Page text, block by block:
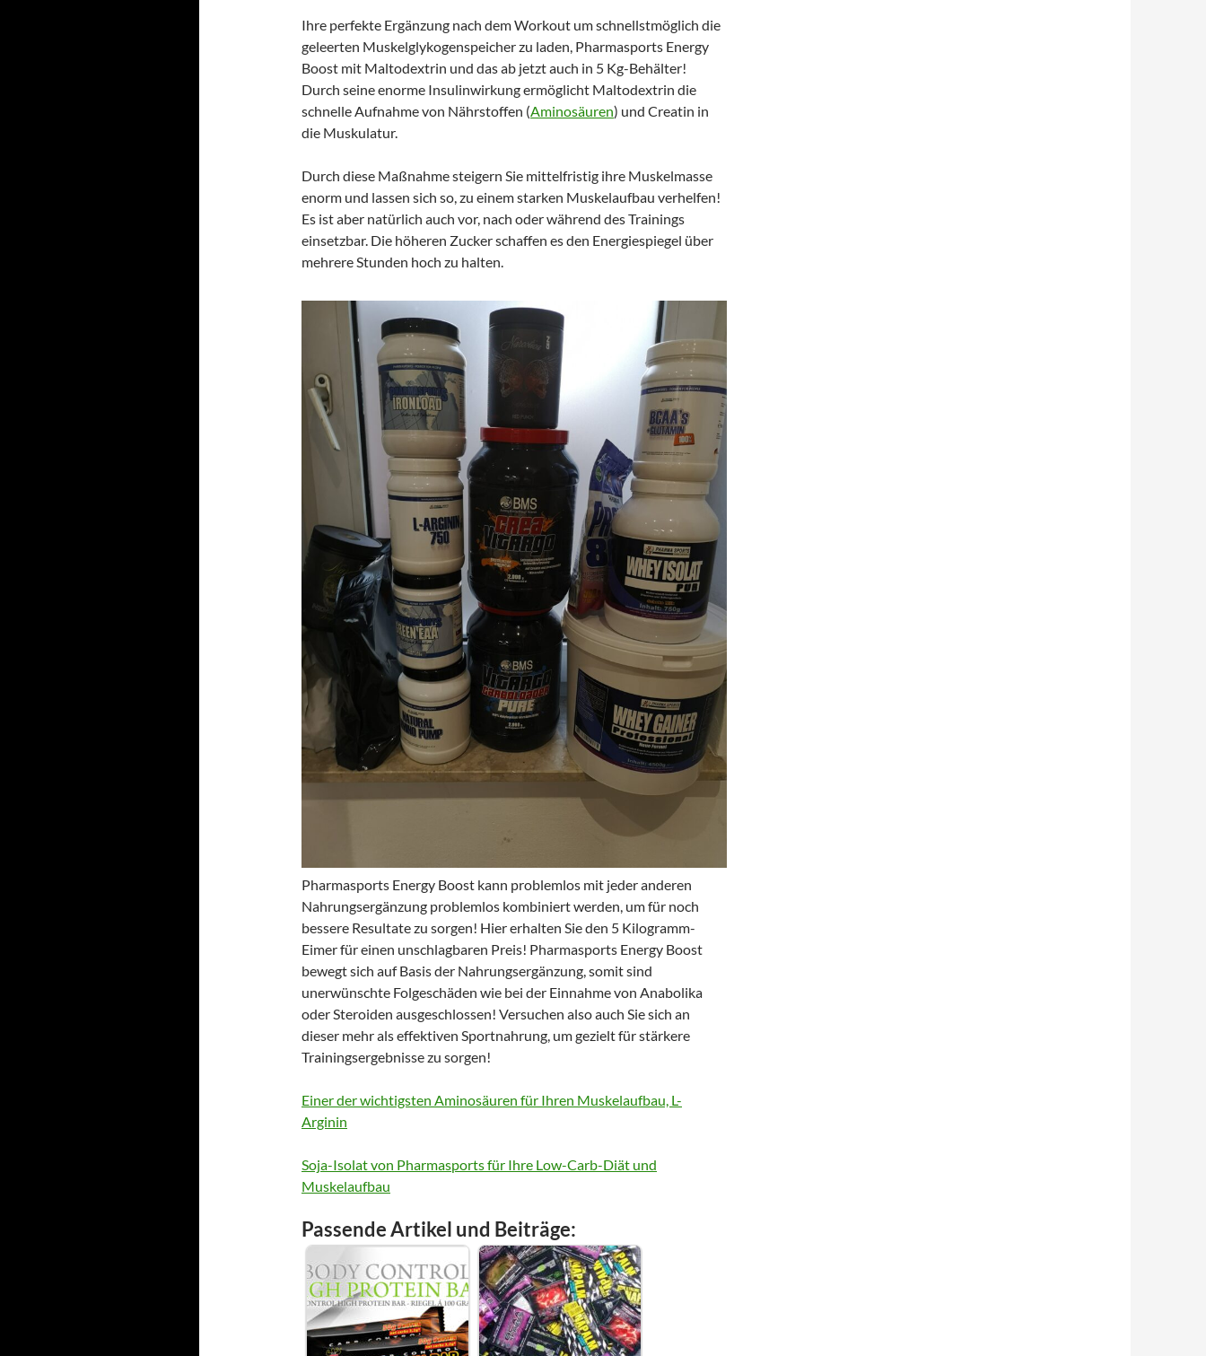
Ihre perfekte Ergänzung nach dem Workout um schnellstmöglich die
geleerten Muskelglykogenspeicher zu laden, Pharmasports Energy
Boost mit Maltodextrin und das ab jetzt auch in 5 Kg-Behälter!
Durch seine enorme Insulinwirkung ermöglicht Maltodextrin die
schnelle Aufnahme von Nährstoffen (Aminosäuren) und Creatin in
die Muskulatur.
Durch diese Maßnahme steigern Sie mittelfristig ihre Muskelmasse
enorm und lassen sich so, zu einem starken Muskelaufbau verhelfen!
Es ist aber natürlich auch vor, nach oder während des Trainings
einsetzbar. Die höheren Zucker schaffen es den Energiespiegel über
mehrere Stunden hoch zu halten.
Pharmasports Energy Boost kann problemlos mit jeder anderen
Nahrungsergänzung problemlos kombiniert werden, um für noch
bessere Resultate zu sorgen! Hier erhalten Sie den 5 Kilogramm-
Eimer für einen unschlagbaren Preis! Pharmasports Energy Boost
bewegt sich auf Basis der Nahrungsergänzung, somit sind
unerwünschte Folgeschäden wie bei der Einnahme von Anabolika
oder Steroiden ausgeschlossen! Versuchen also auch Sie sich an
dieser mehr als effektiven Sportnahrung, um gezielt für stärkere
Trainingsergebnisse zu sorgen!
Einer der wichtigsten Aminosäuren für Ihren Muskelaufbau, L-
Arginin
Soja-Isolat von Pharmasports für Ihre Low-Carb-Diät und
Muskelaufbau
Passende Artikel und Beiträge: